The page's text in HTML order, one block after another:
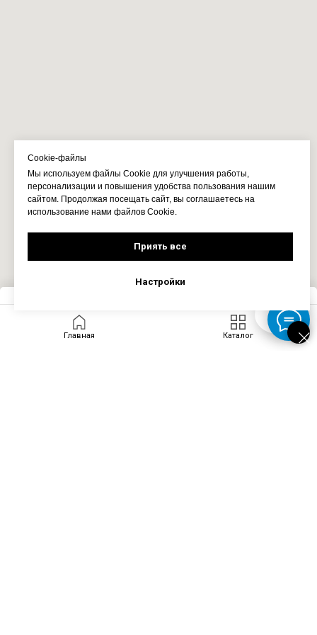
Cookie-файлы
Мы используем файлы Cookie для улучшения работы,
персонализации и повышения удобства пользования нашим
сайтом. Продолжая посещать сайт, вы соглашаетесь на
использование нами файлов Cookie.
Приять все
Настройки
Главная Каталог